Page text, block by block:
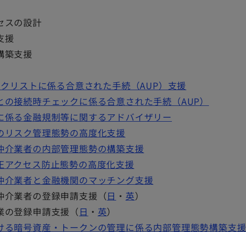
スの設計
援
築支援
リストに係る合意された手続（AUP）支援
接続時チェックに係る合意された手続（AUP）
係る金融規制等に関するアドバイザリー
リスク管理態勢の高度化支援
介業者の内部管理態勢の構築支援
アクセス防止態勢の高度化支援
介業者と金融機関のマッチング支援
介業者の登録申請支援（日 ・ 英）
の登録申請支援（日 ・ 英）
る暗号資産・トークンの管理に係る内部管理態勢構築支援